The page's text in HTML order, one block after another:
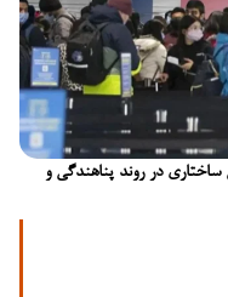
در روند پناهندگی و